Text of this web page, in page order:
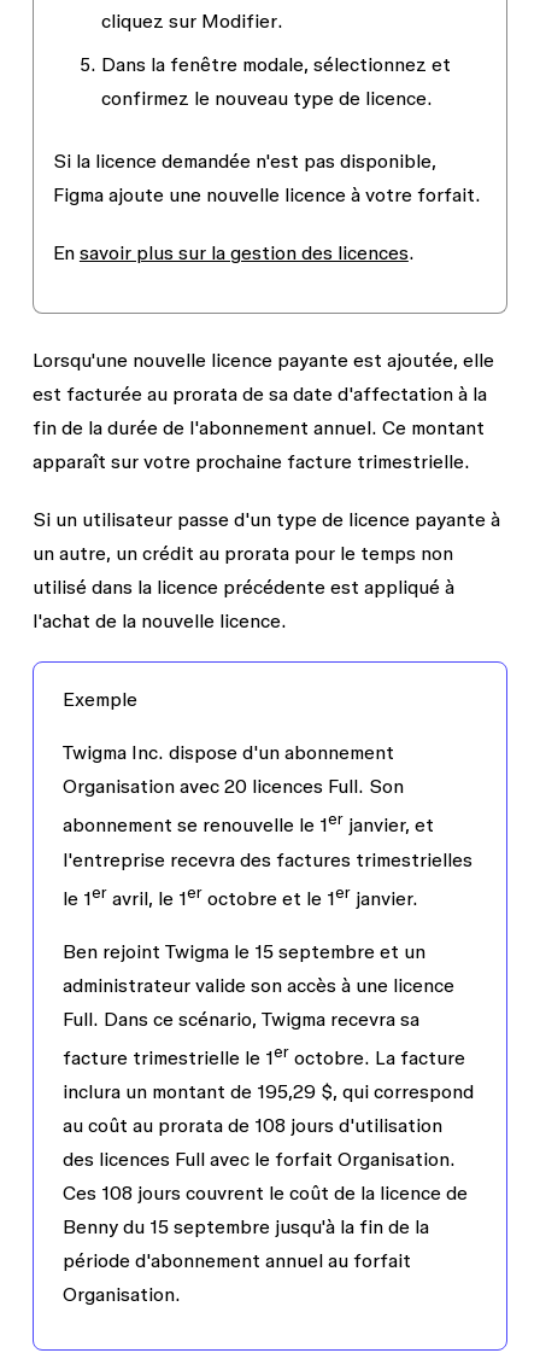
cliquez sur Modifier.
Dans la fenêtre modale, sélectionnez et
confirmez le nouveau type de licence.
Si la licence demandée n'est pas disponible,
Figma ajoute une nouvelle licence à votre forfait.
En savoir plus sur la gestion des licences.
Lorsqu'une nouvelle licence payante est ajoutée, elle
est facturée au prorata de sa date d'affectation à la
fin de la durée de l'abonnement annuel. Ce montant
apparaît sur votre prochaine facture trimestrielle.
Si un utilisateur passe d'un type de licence payante à
un autre, un crédit au prorata pour le temps non
utilisé dans la licence précédente est appliqué à
l'achat de la nouvelle licence.
Exemple
Twigma Inc. dispose d'un abonnement
Organisation avec 20 licences Full. Son
abonnement se renouvelle le 1er janvier, et
l'entreprise recevra des factures trimestrielles
le 1eravril, le 1eroctobre et le 1erjanvier.
Ben rejoint Twigma le 15 septembre et un
administrateur valide son accès à une licence
Full. Dans ce scénario, Twigma recevra sa
facture trimestrielle le 1eroctobre. La facture
inclura un montant de 195,29 $, qui correspond
au coût au prorata de 108 jours d'utilisation
des licences Full avec le forfait Organisation.
Ces 108 jours couvrent le coût de la licence de
Benny du 15 septembre jusqu'à la fin de la
période d'abonnement annuel au forfait
Organisation.